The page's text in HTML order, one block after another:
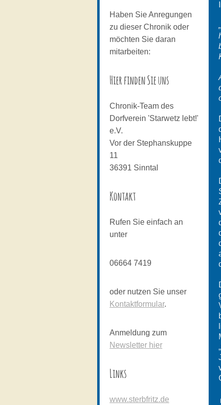
Haben Sie Anregungen
zu dieser Chronik oder
möchten Sie daran
mitarbeiten:
Hier finden Sie uns
Chronik-Team des
Dorfverein 'Starwetz lebt!'
e.V.
Vor der Stephanskuppe
11
36391 Sinntal
Kontakt
Rufen Sie einfach an
unter
06664 7419
oder nutzen Sie unser
Kontaktformular.
Anmeldung zum
Newsletter hier
Links
www.sterbfritz.de